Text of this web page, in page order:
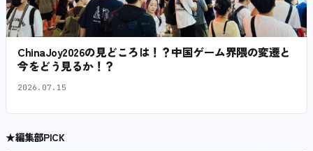
ChinaJoy2026の見どころは！？中国ゲーム界隈の変遷と
今をどう見るか！？
2026.07.15
★編集部PICK